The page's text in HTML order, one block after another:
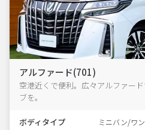
アルファード(701)
空港近くで便利。広々アルファー
ブを。
ボディタイプ ミニバン/ワ